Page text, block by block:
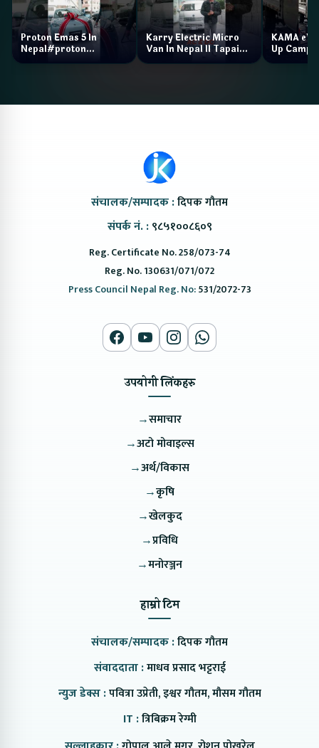
Proton Emas 5 In
Nepal#proton
#protonemas5#protonnepal#evcarnepal
Karry Electric Micro
Van In Nepal II Tapaiko
Bazar II Jankari
KAMA eV
Up Camp
संचालक/सम्पादक :दिपक गौतम
संपर्क नं. : ९८५१००८६०९
Reg. Certificate No. 258/073-74
Reg. No. 130631/071/072
Press Council Nepal Reg. No:531/2072-73
उपयोगी लिंकहरु
→समाचार
→अटो मोवाइल्स
→अर्थ/विकास
→कृषि
→खेलकुद
→प्रविधि
→मनोरञ्जन
हाम्रो टिम
संचालक/सम्पादक :दिपक गौतम
संवाददाता :माधव प्रसाद भट्टराई
न्युज डेक्स :पवित्रा उप्रेती, इश्वर गौतम, मौसम गौतम
IT :त्रिबिक्रम रेग्मी